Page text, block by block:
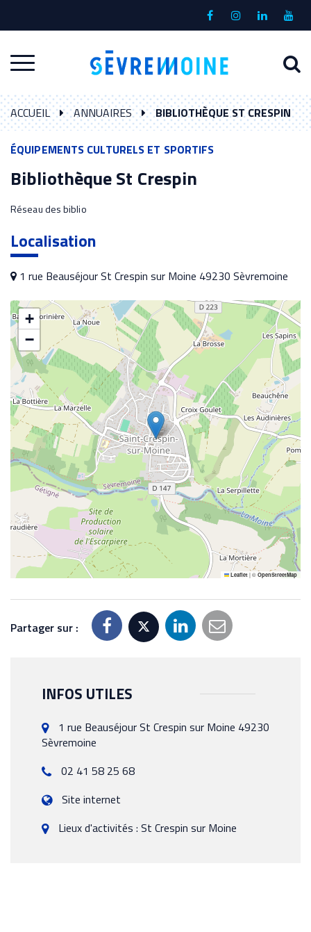
Lien
compte
Lien
Lien
compte
Lien
la
Aller
à
la
navigation
à
ACCUEIL ANNUAIRES BIBLIOTHÈQUE ST CRESPIN
ÉQUIPEMENTS CULTURELS ET SPORTIFS
Bibliothèque St Crespin
Réseau des biblio
Localisation
1 rue Beauséjour St Crespin sur Moine 49230 Sèvremoine
+
−
Leaflet |© OpenStreetMap
Partager sur :
INFOS UTILES
1 rue Beauséjour St Crespin sur Moine 49230
Sèvremoine
02 41 58 25 68
Site internet
Lieux d'activités : St Crespin sur Moine